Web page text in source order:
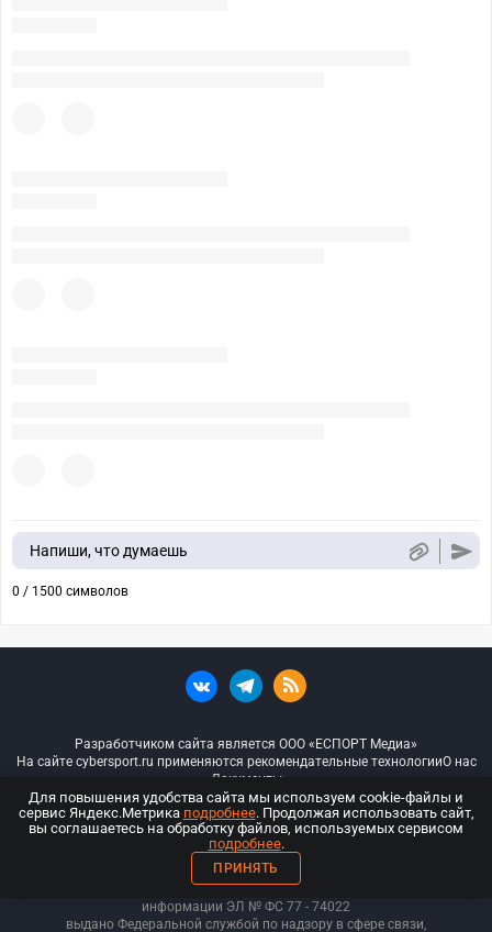
Напиши, что думаешь
0 / 1500 символов
Разработчиком сайта является ООО «ЕСПОРТ Медиа»
На сайте cybersport.ru применяются рекомендательные технологииО нас
Документы
© ООО «Киберспорт.ру» — Все права защищены
18+
ООО «Киберспорт.ру». Свидетельство о регистрации средств массовой
информации ЭЛ № ФС 77 - 74022
выдано Федеральной службой по надзору в сфере связи,
Для повышения удобства сайта мы используем cookie-файлы и
сервис Яндекс.Метрика подробнее. Продолжая использовать сайт,
вы соглашаетесь на обработку файлов, используемых сервисом
подробнее.
ПРИНЯТЬ